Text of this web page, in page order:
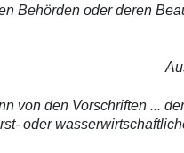
Behörden oder deren
von den Vorschriften ...
oder